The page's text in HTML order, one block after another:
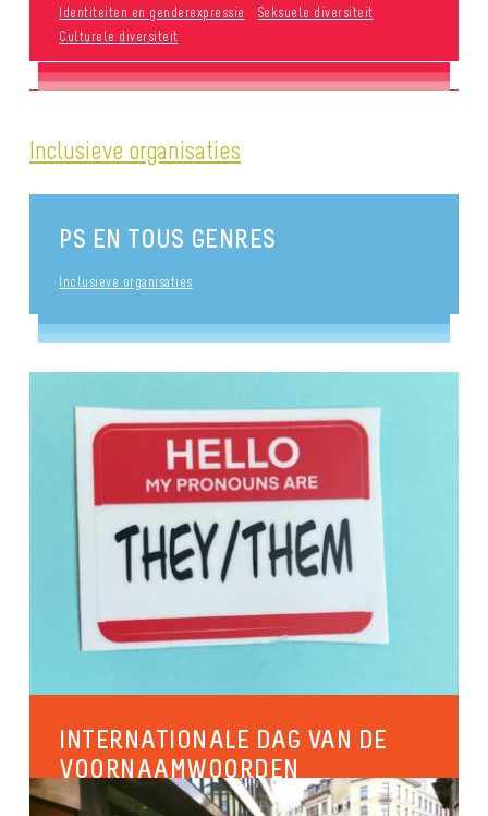
Identiteiten en genderexpressie
Seksuele diversiteit
Culturele diversiteit
Inclusieve organisaties
PS EN TOUS GENRES
Inclusieve organisaties
INTERNATIONALE DAG VAN DE
VOORNAAMWOORDEN